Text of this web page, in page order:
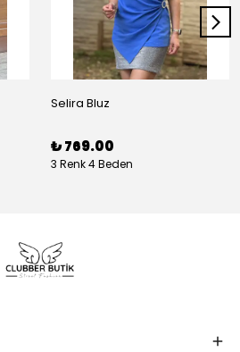
Selira Bluz
₺ 769.00
3 Renk 4 Beden